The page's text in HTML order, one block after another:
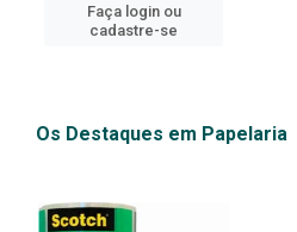
Faça login ou
cadastre-se
Os Destaques em Papelaria